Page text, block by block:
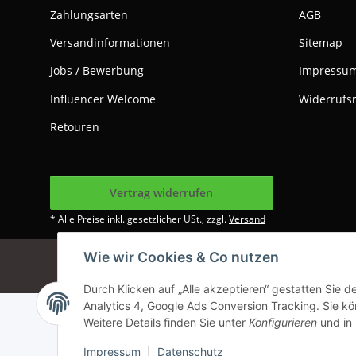
Wie wir Cookies & Co nutzen
Durch Klicken auf „Alle akzeptieren“ gestatten Sie
Analytics 4, Google Ads Conversion Tracking. Sie
Weitere Details finden Sie unter Konfigurieren und in
Impressum Datenschutz
Zahlungsarten
Versandinformationen
Jobs / Bewerbung
Influencer Welcome
Retouren
AGB
Sitemap
Vertrag widerrufen
* Alle Preise inkl. gesetzlicher USt., zzgl.Versand
Google Analytics